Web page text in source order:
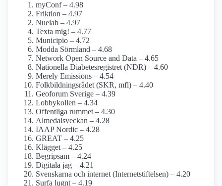
myConf – 4.98
Friktion – 4.97
Nuelab – 4.97
Texta mig! – 4.77
Municipio – 4.72
Modda Sörmland – 4.68
Network Open Source and Data – 4.65
Nationella Diabetes­registret (NDR) – 4.60
Merely Emissions – 4.54
Folkbildnings­rådet (SKR, mfl) – 4.40
Geoforum Sverige – 4.39
Lobbykollen – 4.34
Offentliga rummet – 4.30
Almedalsveckan – 4.28
IAAP Nordic – 4.28
GREAT – 4.25
Klägget – 4.25
Begripsam – 4.24
Digitala jag – 4.21
Svenskarna och internet (Internetstiftelsen) – 4.20
Surfa lugnt – 4.19